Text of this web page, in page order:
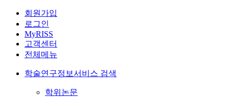
회원가입
로그인
MyRISS
고객센터
전체메뉴
학술연구정보서비스 검색
학위논문